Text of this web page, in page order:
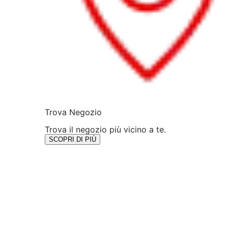
Trova Negozio
Trova il negozio più vicino a te.
SCOPRI DI PIÙ